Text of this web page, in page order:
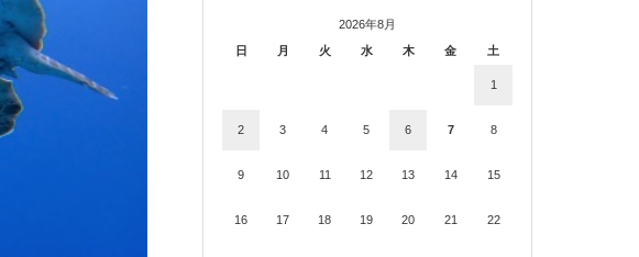
2026年8月
日
月 火 水 木 金 土
1
2 3 4 5 6 7 8
9 10 11 12 13 14 15
16 17 18 19 20 21 22